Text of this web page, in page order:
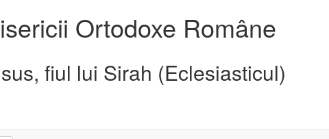
Ortodoxe Române
fiul lui Sirah (Eclesiasticul)